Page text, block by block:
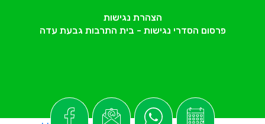
הצהרת נגישות
פרסום הסדרי נגישות - בית התרבות גבעת עדה